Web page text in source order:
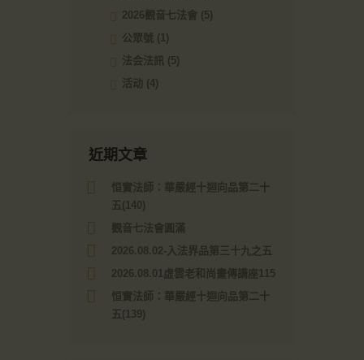
2026觀音七法會 (5)
公眾號 (1)
法会法訊 (5)
活动 (4)
近期文章
恒實法師：華嚴經十迴向品第二十
五(140)
觀音七法會圓滿
2026.08.02-入法界品第三十九之五
2026.08.01虛雲老和尚畫傳講座115
恒實法師：華嚴經十迴向品第二十
五(139)